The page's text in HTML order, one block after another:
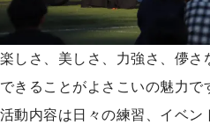
楽しさ、美しさ、力強さ、儚さ
できることがよさこいの魅力で
活動内容は日々の練習、イベン